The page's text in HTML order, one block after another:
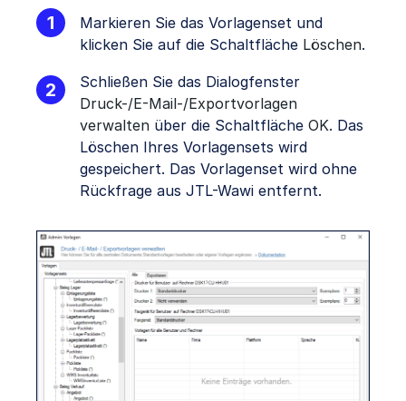
Markieren Sie das Vorlagenset und
klicken Sie auf die Schaltfläche Löschen.
Schließen Sie das Dialogfenster
Druck-/E-Mail-/Exportvorlagen
verwalten über die Schaltfläche OK. Das
Löschen Ihres Vorlagensets wird
gespeichert. Das Vorlagenset wird ohne
Rückfrage aus JTL-Wawi entfernt.